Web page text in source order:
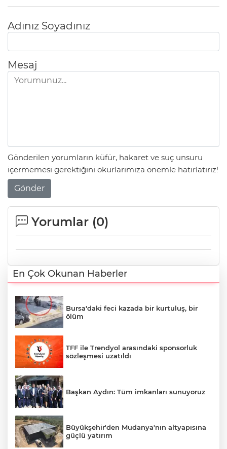
Adınız Soyadınız
Mesaj
Gönderilen yorumların küfür, hakaret ve suç unsuru
içermemesi gerektiğini okurlarımıza önemle hatırlatırız!
Gönder
Yorumlar (0)
En Çok Okunan Haberler
Bursa'daki feci kazada bir kurtuluş, bir
ölüm
TFF ile Trendyol arasındaki sponsorluk
sözleşmesi uzatıldı
Başkan Aydın: Tüm imkanları sunuyoruz
Büyükşehir'den Mudanya'nın altyapısına
güçlü yatırım